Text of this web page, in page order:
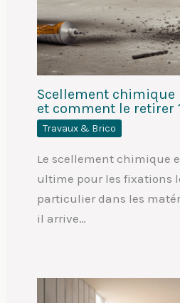
Scellement chimique
et comment le retirer
Travaux & Brico
Le scellement chimique
ultime pour les fixations
particulier dans les
il arrive…